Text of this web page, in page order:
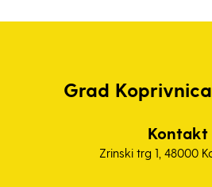
Grad Koprivnica
Kontakt
Zrinski trg 1, 48000